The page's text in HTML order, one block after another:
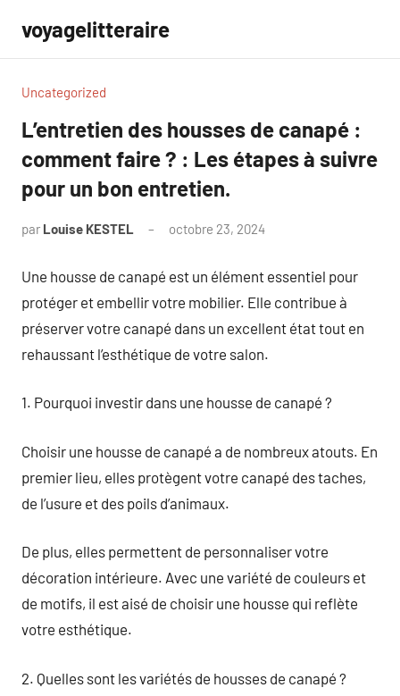
contenu
voyagelitteraire
Uncategorized
L’entretien des housses de canapé :
comment faire ? : Les étapes à suivre
pour un bon entretien.
par Louise KESTEL octobre 23, 2024
Une housse de canapé est un élément essentiel pour
protéger et embellir votre mobilier. Elle contribue à
préserver votre canapé dans un excellent état tout en
rehaussant l’esthétique de votre salon.
1. Pourquoi investir dans une housse de canapé ?
Choisir une housse de canapé a de nombreux atouts. En
premier lieu, elles protègent votre canapé des taches,
de l’usure et des poils d’animaux.
De plus, elles permettent de personnaliser votre
décoration intérieure. Avec une variété de couleurs et
de motifs, il est aisé de choisir une housse qui reflète
votre esthétique.
2. Quelles sont les variétés de housses de canapé ?